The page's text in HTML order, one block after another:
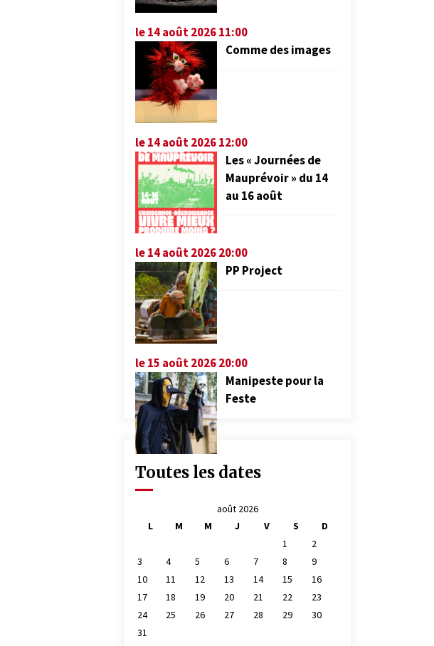
le 14 août 2026 11:00
Comme des images
le 14 août 2026 12:00
Les « Journées de
Mauprévoir » du 14
au 16 août
le 14 août 2026 20:00
PP Project
le 15 août 2026 20:00
Manipeste pour la
Feste
Toutes les dates
août 2026
L
M M J V S
D
1
2
3
4 5 6 7 8
9
10
11 12 13 14 15
16
17
18 19 20 21 22
23
24
25 26 27 28 29
30
31